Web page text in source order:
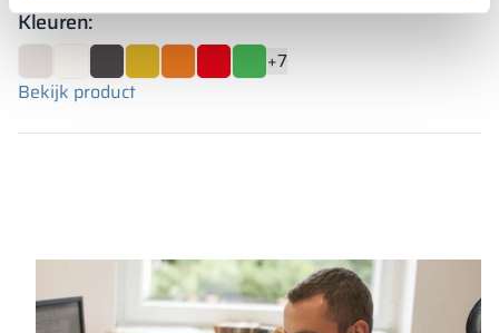
Kleuren:
+7
Bekijk product